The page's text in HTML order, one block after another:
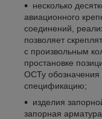
несколько
авиационного
соединений,
позволяет
с произвольным
простановке
ОСТу обозначения
спецификацию;
изделия
запорная